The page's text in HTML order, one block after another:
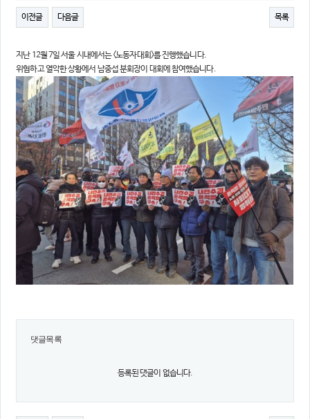
민주노총 및 본조소식
참여
자유게시판 가입/탈퇴
이전글 다음글 목록
지난 12월 7일 서울 시내에서는 <노동자대회>를 진행했습니다.
위험하고 열악한 상황에서 남중섭 분회장이 대회에 참여했습니다.
댓글목록
등록된 댓글이 없습니다.